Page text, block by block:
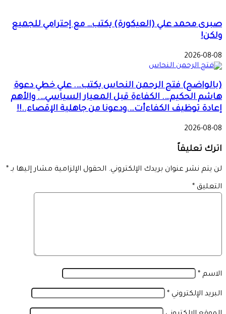
صبرى محمد علي (العيكورة) يكتب… مع إحترامي للجميع
ولكن!
2026-08-08
(بالواضح) فتح الرحمن النحاس يكتب…. علي خطي دعوة
هاشم الحكيم…. الكفاءة قبل المعيار السياسي…. والأهم
إعادة توظيف الكفاءأت….ودعونا من جاهلية الإقصاء..!!
2026-08-08
اترك تعليقاً
لن يتم نشر عنوان بريدك الإلكتروني. الحقول الإلزامية مشار إليها بـ *
التعليق *
الاسم *
البريد الإلكتروني *